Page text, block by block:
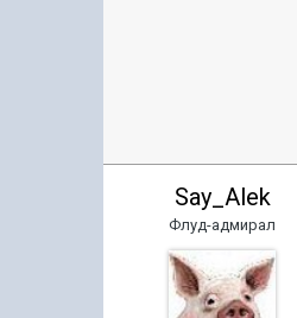
Say_Alek
Флуд-адмирал